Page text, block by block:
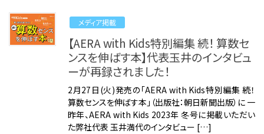
玉井式国語的理科教室
魔法の国語
ASOBI AAA+
KIWAMI AAA+ 図形の極
玉井式の挑戦
代表挨拶
保護者様のお声
すべて
コラム「才能は家庭教育で開花する」
ご注意ください
エリアから探す
リストから探す
メディア掲載
【AERA with Kids特別編集 続！ 算数セ
ンスを伸ばす本】代表玉井のインタビュ
ーが再録されました！
2月27日(火)発売の「AERA with Kids特別編集 続！
算数センスを伸ばす本」（出版社：朝日新聞出版）に 一
昨年、AERA with Kids 2023年 冬号に掲載いただい
た弊社代表 玉井満代のインタビュー […]